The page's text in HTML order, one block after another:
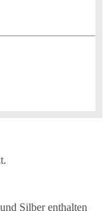
Silber enthalten